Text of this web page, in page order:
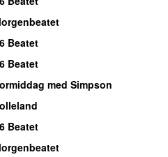
Beatet
Beatet
med Simpson
Beatet